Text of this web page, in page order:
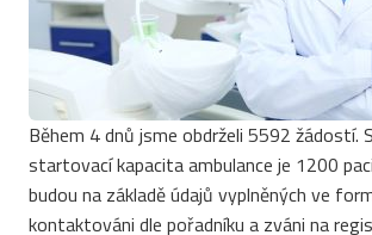
Během 4 dnů jsme obdrželi 5592 žádostí.
startovací kapacita ambulance je 1200
budou na základě údajů vyplněných ve
kontaktováni dle pořadníku a zváni na